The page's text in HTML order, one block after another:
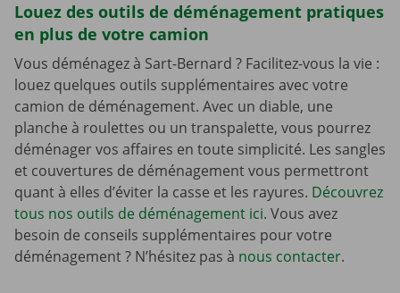
Louez des outils de déménagement pratiques
en plus de votre camion
Vous déménagez à Sart-Bernard ? Facilitez-vous la vie :
louez quelques outils supplémentaires avec votre
camion de déménagement. Avec un diable, une
planche à roulettes ou un transpalette, vous pourrez
déménager vos affaires en toute simplicité. Les sangles
et couvertures de déménagement vous permettront
quant à elles d’éviter la casse et les rayures. Découvrez
tous nos outils de déménagement ici. Vous avez
besoin de conseils supplémentaires pour votre
déménagement ? N’hésitez pas à nous contacter.